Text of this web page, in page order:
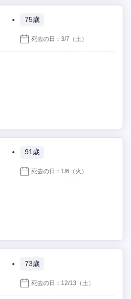
75歳
死去の日：3/7 （土）
91歳
死去の日： 1/6 （火）
73歳
死去の日： 12/13 （土）